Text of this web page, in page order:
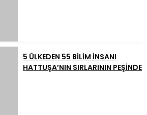
5 ÜLKEDEN 55 BİLİM İNSANI
HATTUŞA’NIN SIRLARININ PEŞİNDE